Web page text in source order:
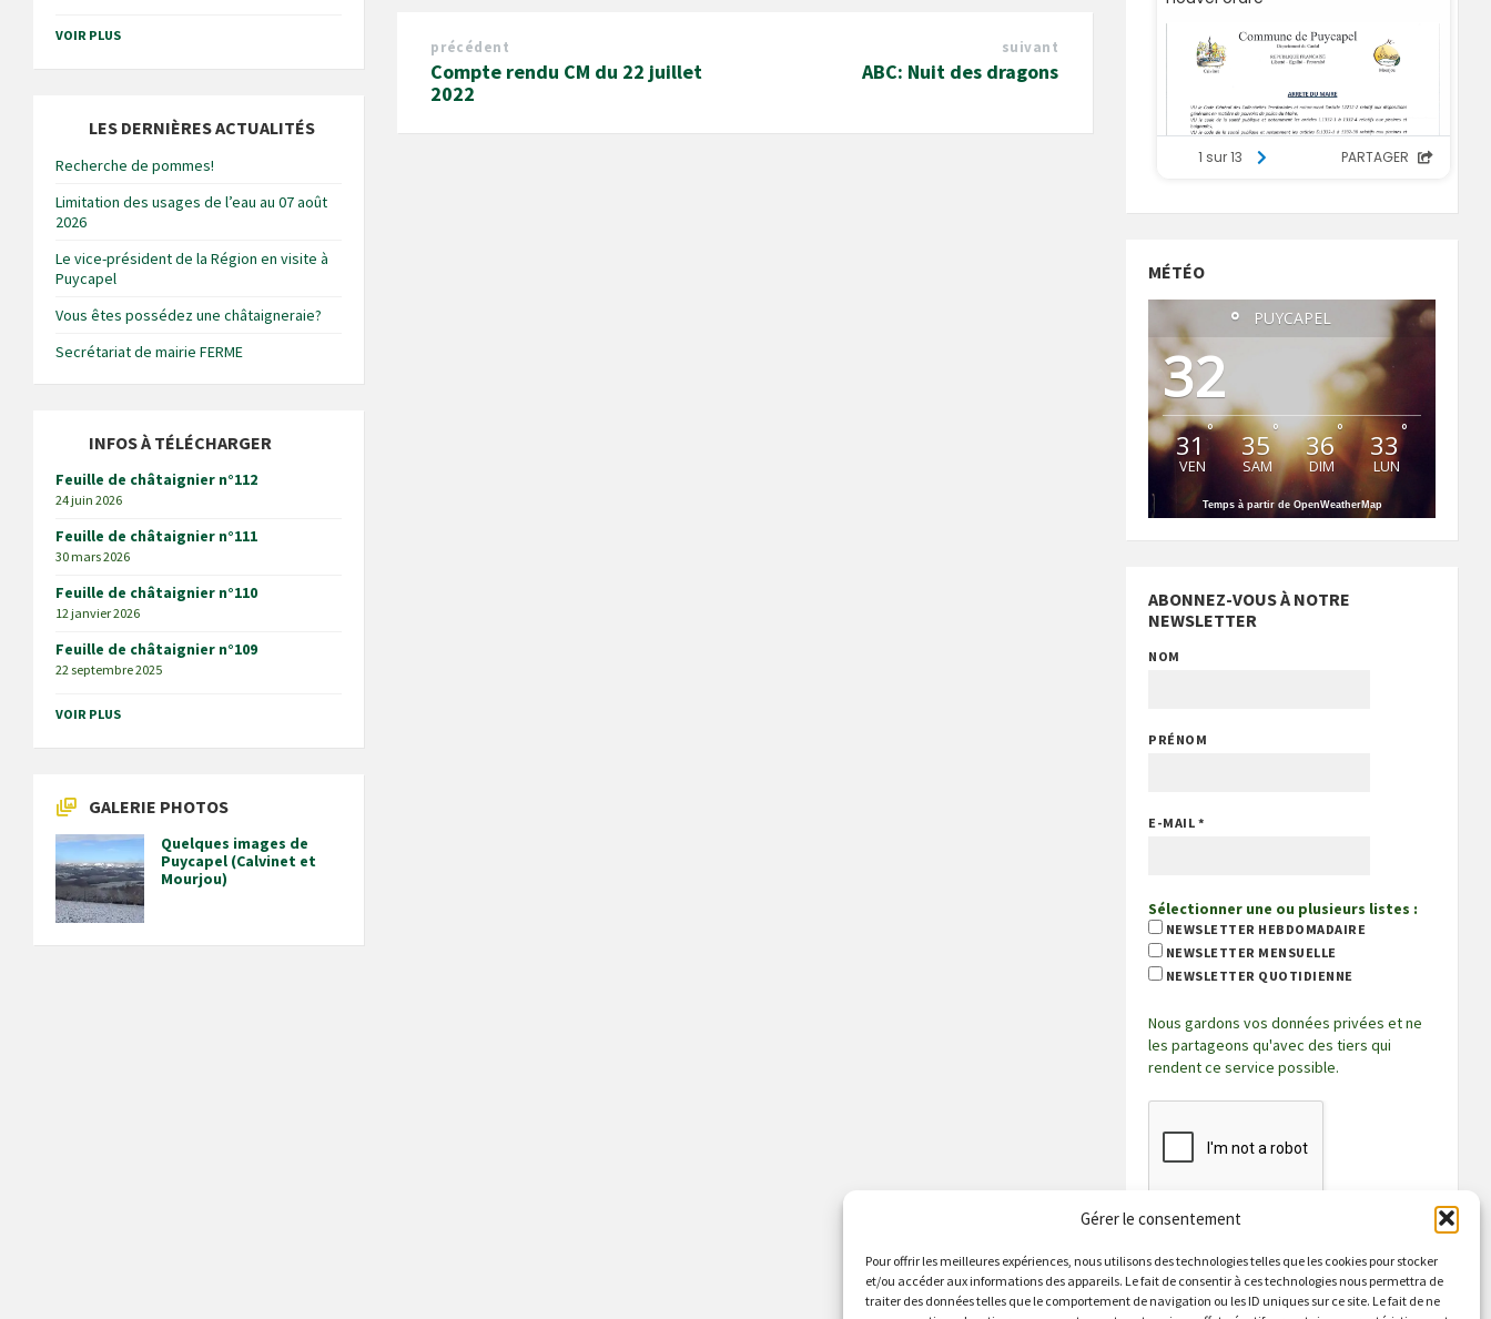
Gérer le consentement
Pour offrir les meilleures expériences, nous utilisons des technologies telles que les cookies pour stocker
et/ou accéder aux informations des appareils. Le fait de consentir à ces technologies nous permettra de
traiter des données telles que le comportement de navigation ou les ID uniques sur ce site. Le fait de ne
précédent
Compte rendu CM du 22 juillet
2022
suivant
ABC: Nuit des dragons
VOIR PLUS
LES DERNIÈRES ACTUALITÉS
Recherche de pommes!
Limitation des usages de l’eau au 07 août
2026
Le vice-président de la Région en visite à
Puycapel
Vous êtes possédez une châtaigneraie?
Secrétariat de mairie FERME
INFOS À TÉLÉCHARGER
Feuille de châtaignier n°112
24 juin 2026
Feuille de châtaignier n°111
30 mars 2026
Feuille de châtaignier n°110
12 janvier 2026
Feuille de châtaignier n°109
22 septembre 2025
VOIR PLUS
GALERIE PHOTOS
Quelques images de
Puycapel (Calvinet et
Mourjou)
MÉTÉO
PUYCAPEL
32
°
31 °
VEN
35°
SAM
36°
DIM
33°
LUN
Temps à partir de OpenWeatherMap
ABONNEZ-VOUS À NOTRE
NEWSLETTER
NOM
PRÉNOM
E-MAIL *
Sélectionner une ou plusieurs listes :
NEWSLETTER HEBDOMADAIRE
NEWSLETTER MENSUELLE
NEWSLETTER QUOTIDIENNE
Nous gardons vos données privées et ne
les partageons qu'avec des tiers qui
rendent ce service possible.